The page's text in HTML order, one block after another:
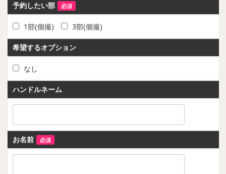
予約したい部 必須
1部(個撮) 3部(個撮)
希望するオプション
なし
ハンドルネーム
お名前 必須